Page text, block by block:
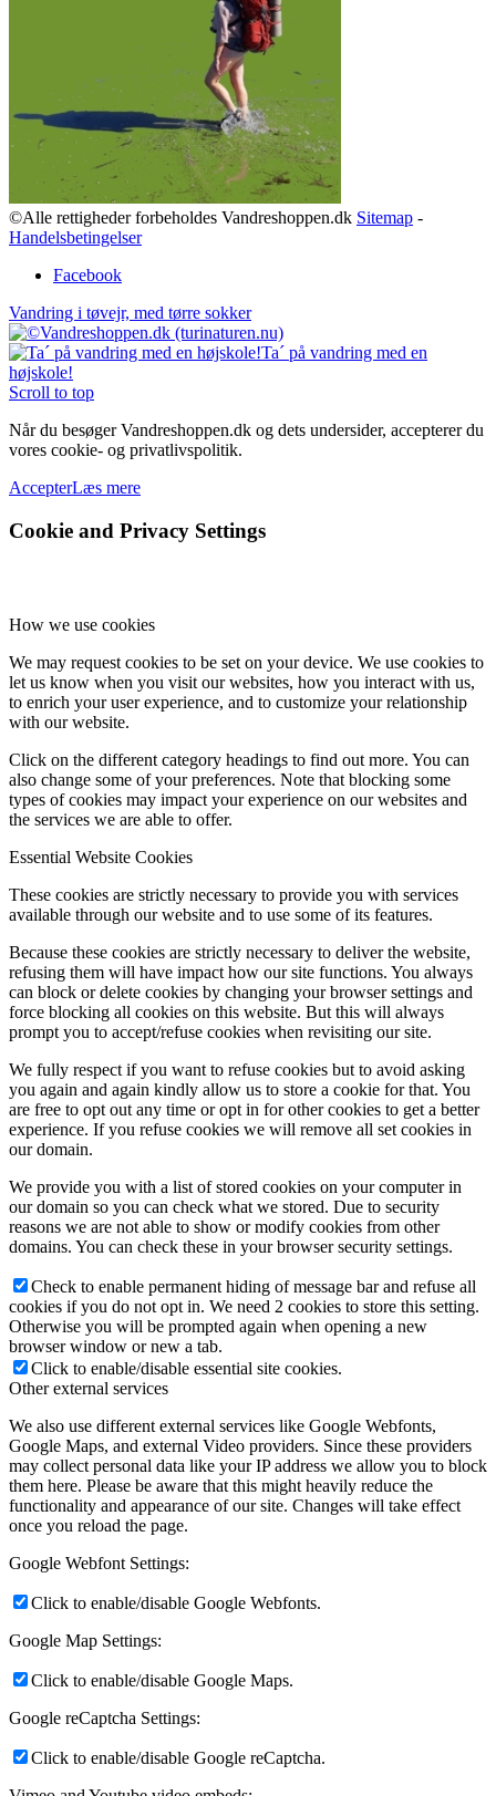
©Alle rettigheder forbeholdes Vandreshoppen.dk Sitemap -
Handelsbetingelser
Facebook
Vandring i tøvejr, med tørre sokker
Ta´ på vandring med en
højskole!
Scroll to top
Når du besøger Vandreshoppen.dk og dets undersider, accepterer du
vores cookie- og privatlivspolitik.
AccepterLæs mere
Cookie and Privacy Settings
How we use cookies
We may request cookies to be set on your device. We use cookies to
let us know when you visit our websites, how you interact with us,
to enrich your user experience, and to customize your relationship
with our website.
Click on the different category headings to find out more. You can
also change some of your preferences. Note that blocking some
types of cookies may impact your experience on our websites and
the services we are able to offer.
Essential Website Cookies
These cookies are strictly necessary to provide you with services
available through our website and to use some of its features.
Because these cookies are strictly necessary to deliver the website,
refusing them will have impact how our site functions. You always
can block or delete cookies by changing your browser settings and
force blocking all cookies on this website. But this will always
prompt you to accept/refuse cookies when revisiting our site.
We fully respect if you want to refuse cookies but to avoid asking
you again and again kindly allow us to store a cookie for that. You
are free to opt out any time or opt in for other cookies to get a better
experience. If you refuse cookies we will remove all set cookies in
our domain.
We provide you with a list of stored cookies on your computer in
our domain so you can check what we stored. Due to security
reasons we are not able to show or modify cookies from other
domains. You can check these in your browser security settings.
Check to enable permanent hiding of message bar and refuse all
cookies if you do not opt in. We need 2 cookies to store this setting.
Otherwise you will be prompted again when opening a new
browser window or new a tab.
Click to enable/disable essential site cookies.
Other external services
We also use different external services like Google Webfonts,
Google Maps, and external Video providers. Since these providers
may collect personal data like your IP address we allow you to block
them here. Please be aware that this might heavily reduce the
functionality and appearance of our site. Changes will take effect
once you reload the page.
Google Webfont Settings:
Click to enable/disable Google Webfonts.
Google Map Settings:
Click to enable/disable Google Maps.
Google reCaptcha Settings:
Click to enable/disable Google reCaptcha.